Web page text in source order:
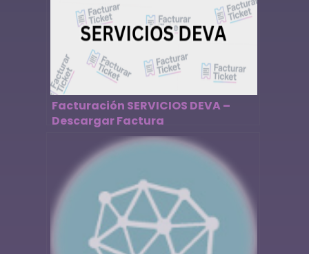
Facturación SERVICIOS DEVA –
Descargar Factura